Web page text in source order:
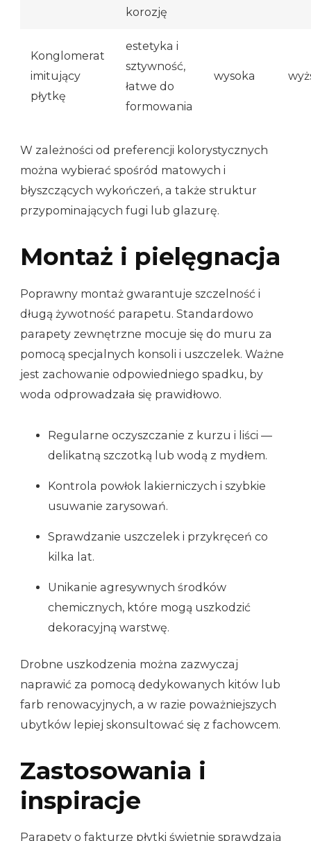
korozję
Konglomerat
imitujący
płytkę
estetyka i
sztywność,
łatwe do
formowania
wysoka
W zależności od preferencji kolorystycznych
można wybierać spośród matowych i
błyszczących wykończeń, a także struktur
przypominających fugi lub glazurę.
Montaż i pielęgnacja
Poprawny montaż gwarantuje szczelność i
długą żywotność parapetu. Standardowo
parapety zewnętrzne mocuje się do muru za
pomocą specjalnych konsoli i uszczelek. Ważne
jest zachowanie odpowiedniego spadku, by
woda odprowadzała się prawidłowo.
Regularne oczyszczanie z kurzu i liści —
delikatną szczotką lub wodą z mydłem.
Kontrola powłok lakierniczych i szybkie
usuwanie zarysowań.
Sprawdzanie uszczelek i przykręceń co
kilka lat.
Unikanie agresywnych środków
chemicznych, które mogą uszkodzić
dekoracyjną warstwę.
Drobne uszkodzenia można zazwyczaj
naprawić za pomocą dedykowanych kitów lub
farb renowacyjnych, a w razie poważniejszych
ubytków lepiej skonsultować się z fachowcem.
Zastosowania i
inspiracje
Parapety o fakturze płytki świetnie sprawdzają